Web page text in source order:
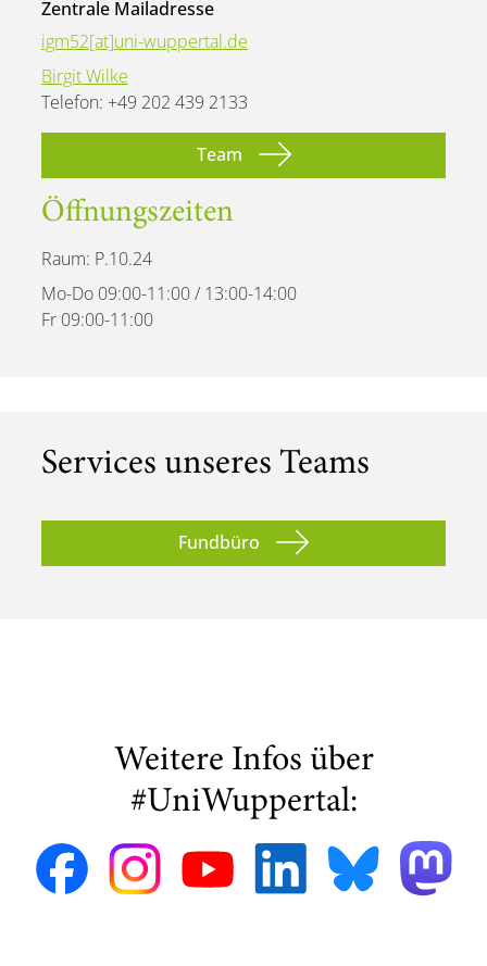
Zentrale Mailadresse
igm52[at]uni-wuppertal.de
Birgit Wilke
Telefon: +49 202 439 2133
Team
Öffnungszeiten
Raum: P.10.24
Mo-Do 09:00-11:00 / 13:00-14:00
Fr 09:00-11:00
Services unseres Teams
Fundbüro
Weitere Infos über
#UniWuppertal: